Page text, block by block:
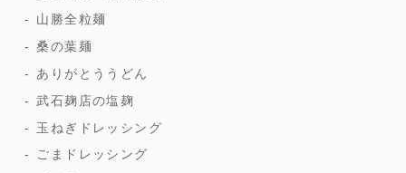
山勝全粒麺
桑の葉麺
ありがとううどん
武石麹店の塩麹
玉ねぎドレッシング
ごまドレッシング